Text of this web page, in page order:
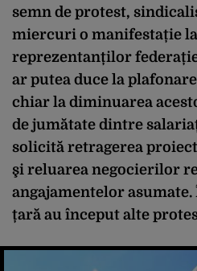
semn de protest,
miercuri o manifestație
reprezentanților
ar putea duce la
chiar la diminuarea
de jumătate dintre
solicită retragerea
şi reluarea negocierilor
angajamentelor
țară au început alte